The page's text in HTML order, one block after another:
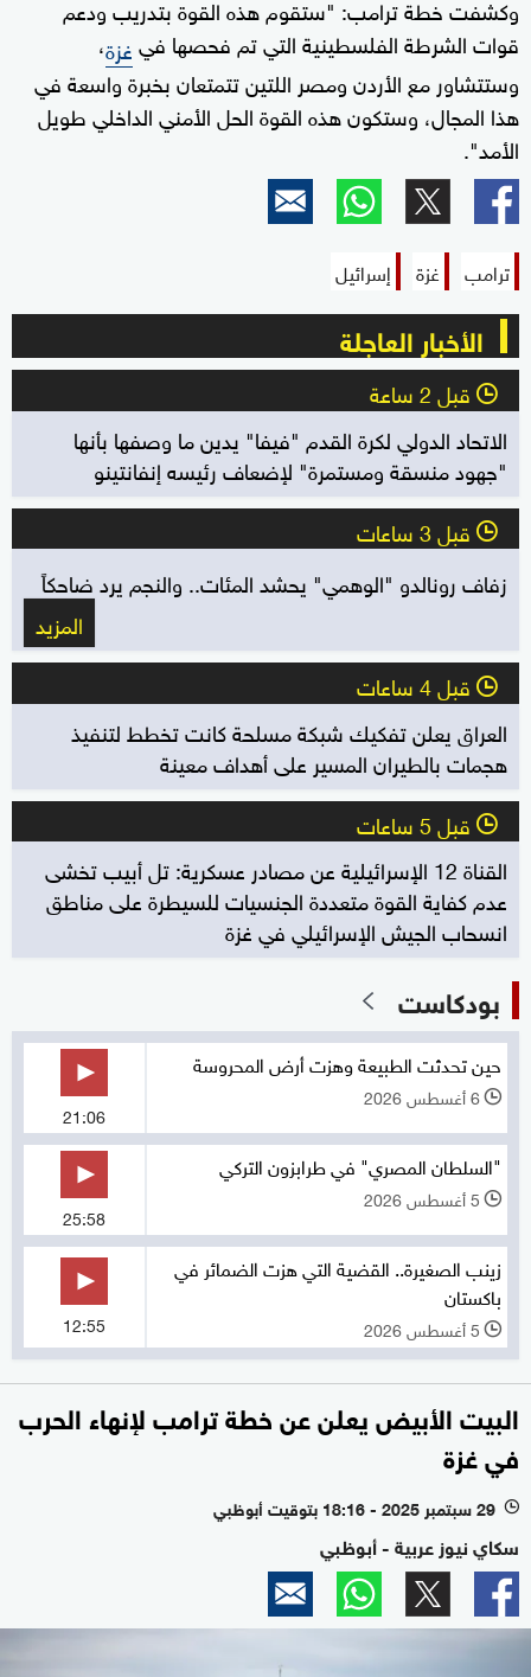
وكشفت خطة ترامب: "ستقوم هذه القوة بتدريب ودعم
قوات الشرطة الفلسطينية التي تم فحصها فيغزة،
وستتشاور مع الأردن ومصر اللتين تتمتعان بخبرة واسعة في
هذا المجال، وستكون هذه القوة الحل الأمني الداخلي طويل
الأمد".
ترامب غزة إسرائيل
الأخبار العاجلة
l قبل 2 ساعة
الاتحاد الدولي لكرة القدم "فيفا" يدين ما وصفها بأنها
"جهود منسقة ومستمرة" لإضعاف رئيسه إنفانتينو
l قبل 3 ساعات
زفاف رونالدو "الوهمي" يحشد المئات.. والنجم يرد ضاحكاً
المزيد
l قبل 4 ساعات
العراق يعلن تفكيك شبكة مسلحة كانت تخطط لتنفيذ
هجمات بالطيران المسير على أهداف معينة
l قبل 5 ساعات
القناة 12 الإسرائيلية عن مصادر عسكرية: تل أبيب تخشى
عدم كفاية القوة متعددة الجنسيات للسيطرة على مناطق
انسحاب الجيش الإسرائيلي في غزة
بودكاست
حين تحدثت الطبيعة وهزت أرض المحروسة
l 6 أغسطس 2026
21:06
"السلطان المصري" في طرابزون التركي
l 5 أغسطس 2026
25:58
زينب الصغيرة.. القضية التي هزت الضمائر في
باكستان
l 5 أغسطس 2026 12:55
البيت الأبيض يعلن عن خطة ترامب لإنهاء الحرب
في غزة
l 29 سبتمبر 2025 - 18:16 بتوقيت أبوظبي
سكاي نيوز عربية - أبوظبي